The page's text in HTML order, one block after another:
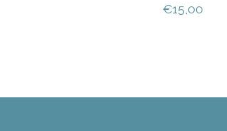
€15,00